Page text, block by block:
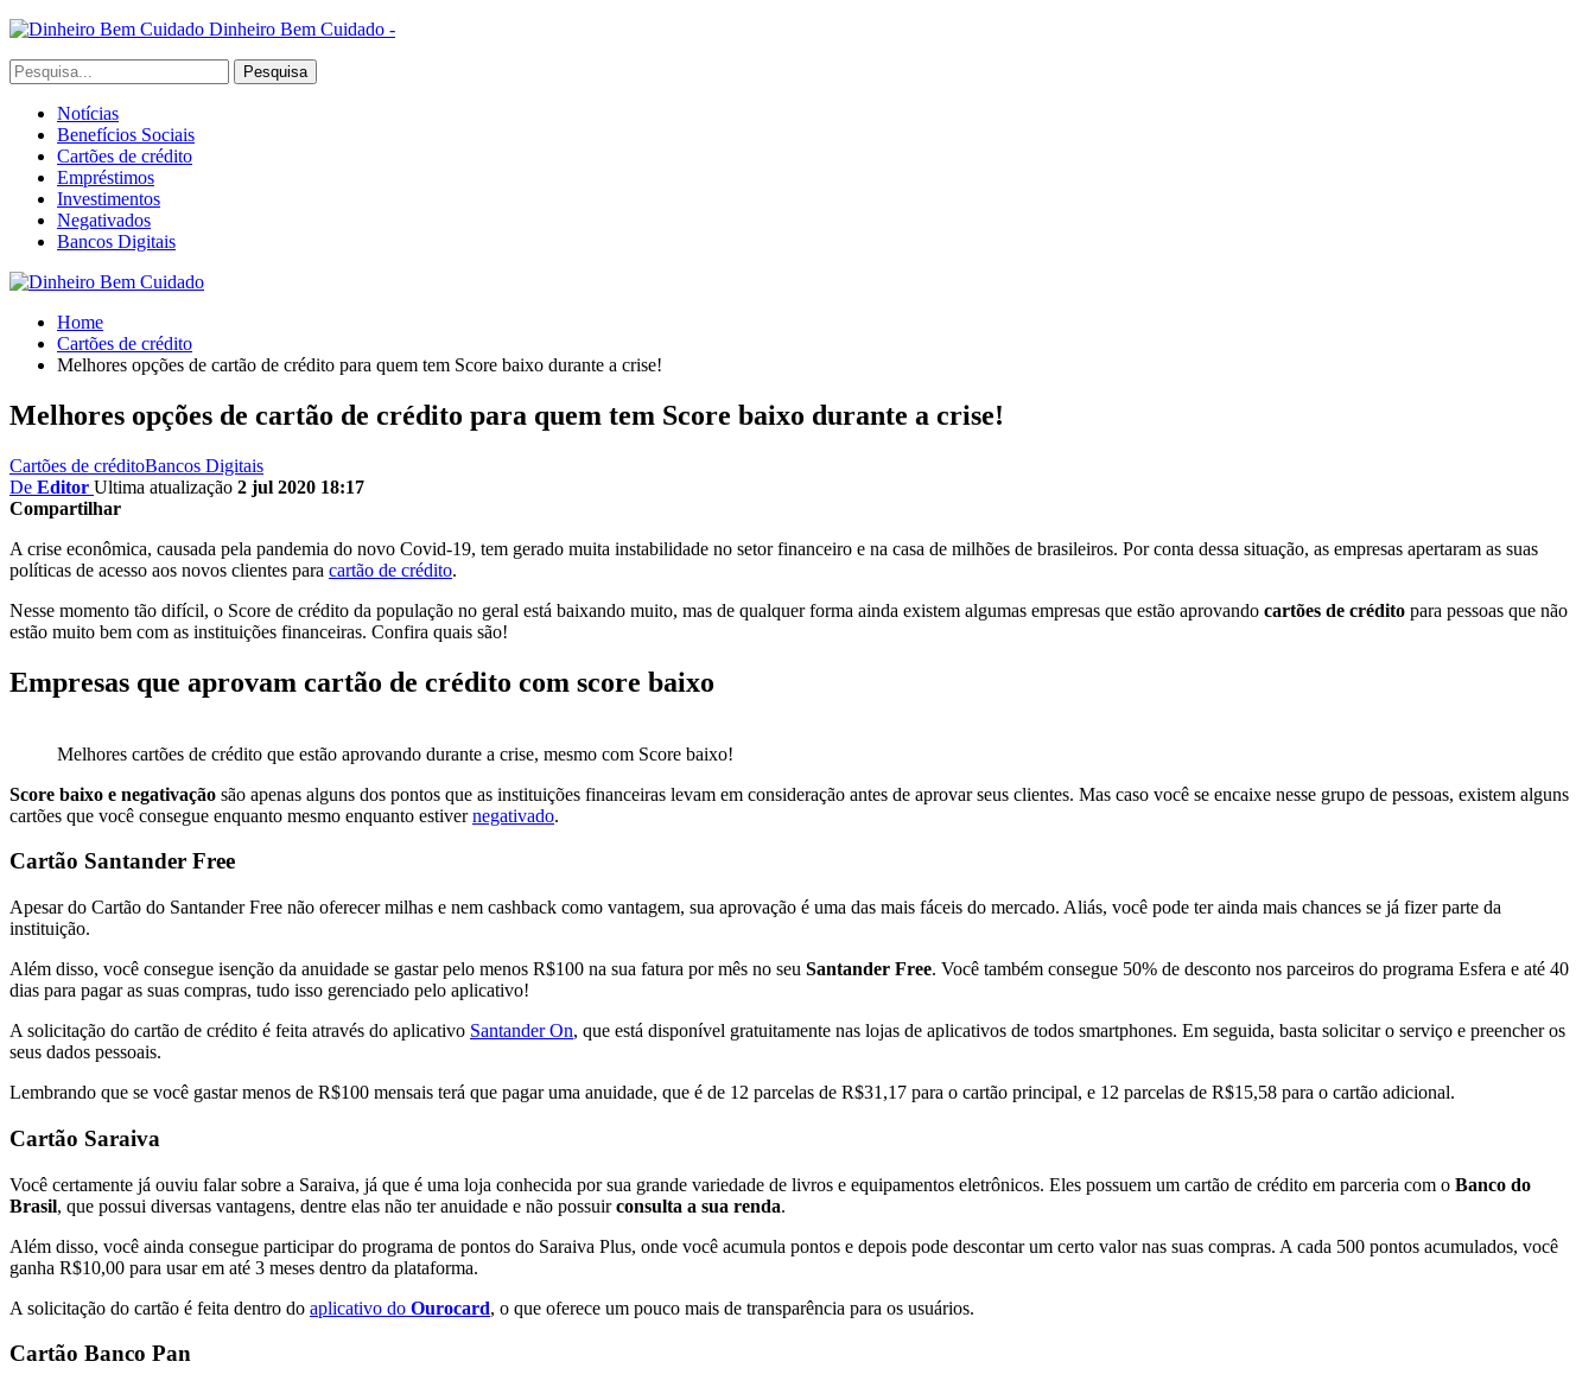
Dinheiro Bem Cuidado -
Notícias
Benefícios Sociais
Cartões de crédito
Empréstimos
Investimentos
Negativados
Bancos Digitais
Home
Cartões de crédito
Melhores opções de cartão de crédito para quem tem Score baixo durante a crise!
Melhores opções de cartão de crédito para quem tem Score baixo durante a crise!
Cartões de créditoBancos Digitais
De Editor Ultima atualização 2 jul 2020 18:17
Compartilhar
A crise econômica, causada pela pandemia do novo Covid-19, tem gerado muita instabilidade no setor financeiro e na casa de milhões de brasileiros. Por conta dessa situação, as empresas apertaram as suas
políticas de acesso aos novos clientes para cartão de crédito.
Nesse momento tão difícil, o Score de crédito da população no geral está baixando muito, mas de qualquer forma ainda existem algumas empresas que estão aprovando cartões de crédito para pessoas que não
estão muito bem com as instituições financeiras. Confira quais são!
Empresas que aprovam cartão de crédito com score baixo
Melhores cartões de crédito que estão aprovando durante a crise, mesmo com Score baixo!
Score baixo e negativação são apenas alguns dos pontos que as instituições financeiras levam em consideração antes de aprovar seus clientes. Mas caso você se encaixe nesse grupo de pessoas, existem alguns
cartões que você consegue enquanto mesmo enquanto estivernegativado.
Cartão Santander Free
Apesar do Cartão do Santander Free não oferecer milhas e nem cashback como vantagem, sua aprovação é uma das mais fáceis do mercado. Aliás, você pode ter ainda mais chances se já fizer parte da
instituição.
Além disso, você consegue isenção da anuidade se gastar pelo menos R$100 na sua fatura por mês no seu Santander Free. Você também consegue 50% de desconto nos parceiros do programa Esfera e até 40
dias para pagar as suas compras, tudo isso gerenciado pelo aplicativo!
A solicitação do cartão de crédito é feita através do aplicativo Santander On, que está disponível gratuitamente nas lojas de aplicativos de todos smartphones. Em seguida, basta solicitar o serviço e preencher os
seus dados pessoais.
Lembrando que se você gastar menos de R$100 mensais terá que pagar uma anuidade, que é de 12 parcelas de R$31,17 para o cartão principal, e 12 parcelas de R$15,58 para o cartão adicional.
Cartão Saraiva
Você certamente já ouviu falar sobre a Saraiva, já que é uma loja conhecida por sua grande variedade de livros e equipamentos eletrônicos. Eles possuem um cartão de crédito em parceria com o Banco do
Brasil, que possui diversas vantagens, dentre elas não ter anuidade e não possuirconsulta a sua renda.
Além disso, você ainda consegue participar do programa de pontos do Saraiva Plus, onde você acumula pontos e depois pode descontar um certo valor nas suas compras. A cada 500 pontos acumulados, você
ganha R$10,00 para usar em até 3 meses dentro da plataforma.
A solicitação do cartão é feita dentro do aplicativo do Ourocard, o que oferece um pouco mais de transparência para os usuários.
Cartão Banco Pan